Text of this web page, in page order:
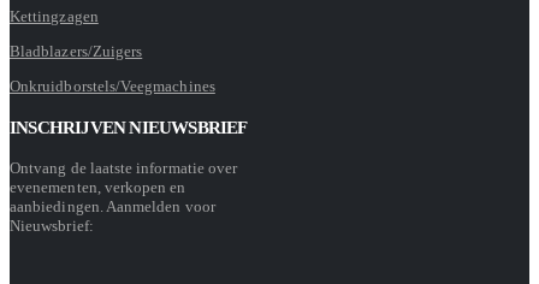
Kettingzagen
Bladblazers/Zuigers
Onkruidborstels/Veegmachines
INSCHRIJVEN NIEUWSBRIEF
Ontvang de laatste informatie over
evenementen, verkopen en
aanbiedingen. Aanmelden voor
Nieuwsbrief: